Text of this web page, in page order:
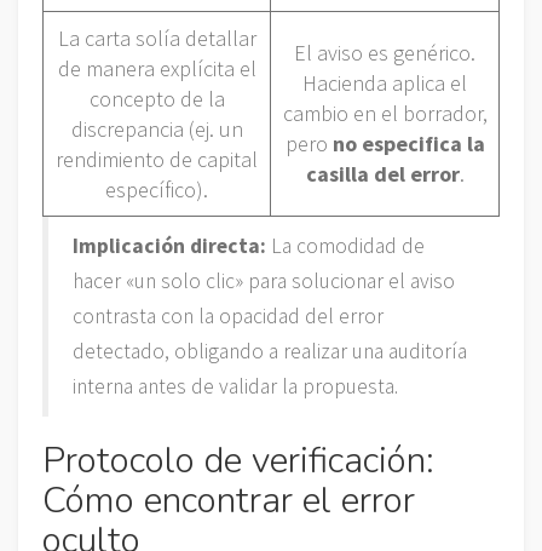
La carta solía detallar
de manera explícita el
concepto de la
discrepancia (ej. un
rendimiento de capital
específico).
El aviso es genérico.
Hacienda aplica el
cambio en el borrador,
pero no especifica la
casilla del error.
Implicación directa: La comodidad de
hacer «un solo clic» para solucionar el aviso
contrasta con la opacidad del error
detectado, obligando a realizar una auditoría
interna antes de validar la propuesta.
Protocolo de verificación:
Cómo encontrar el error
oculto